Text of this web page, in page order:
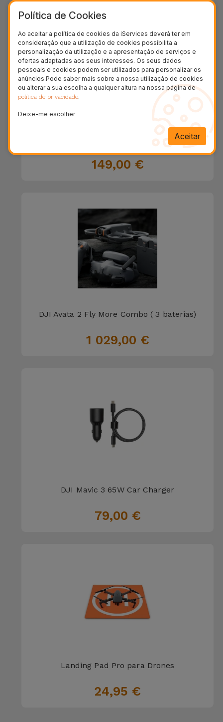
Controlo Remoto DJI FPV 3
149,00 €
DJI Avata 2 Fly More Combo ( 3 baterias)
1 029,00 €
DJI Mavic 3 65W Car Charger
79,00 €
Landing Pad Pro para Drones
24,95 €
Política de Cookies
Ao aceitar a política de cookies da iServices deverá ter em
consideração que a utilização de cookies possibilita a
personalização da utilização e a apresentação de serviços e
ofertas adaptadas aos seus interesses. Os seus dados
pessoais e cookies podem ser utilizados para personalizar os
anúncios.Pode saber mais sobre a nossa utilização de cookies
ou alterar a sua escolha a qualquer altura na nossa página de
política de privacidade.
Deixe-me escolher
Aceitar